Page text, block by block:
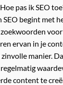
pas ik SEO
SEO begint met
ervan in je
manier.
content te